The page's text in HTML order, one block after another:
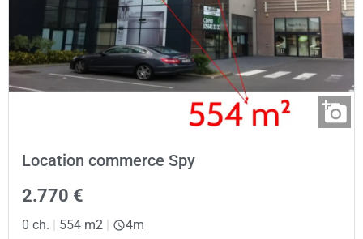
Location commerce Spy
2.770 €
0 ch. | 554 m2 | 4m